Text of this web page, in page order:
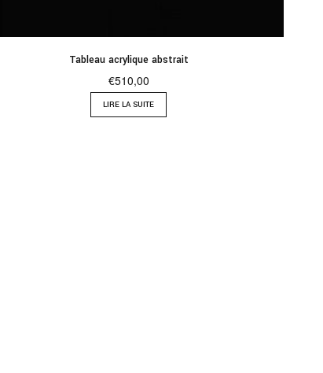
Tableau acrylique abstrait
€510,00
LIRE LA SUITE